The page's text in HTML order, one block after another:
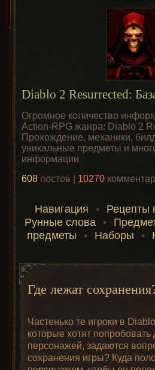
Diablo 2 Resurrected:
Огромное количество
Action-RPG жанра: Diablo 2
Прохождение, механики,
уникальные предметы и
информации
608 постов | 10270
Навигация • Рецепты
Рунные слова
•
предметы
• Наборы •
Где лежат
Частенько те игроки в
которые хотят попробовать
персонажей, задаются
сохранения игры? Куда